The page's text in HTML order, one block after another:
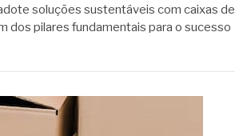
soluções sustentáveis com caixas de
dos pilares fundamentais para o sucesso